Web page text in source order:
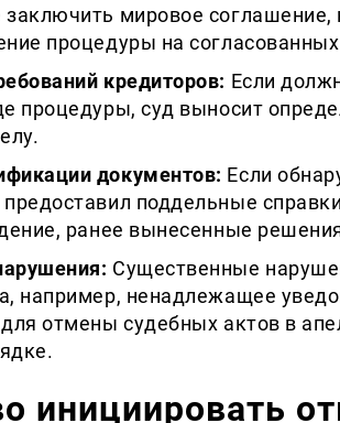
мировое соглашение,
процедуры на
кредиторов: Если
процедуры, суд выносит
документов: Если
поддельные
ранее вынесенные
Существенные
например, ненадлежащее
отмены судебных актов в
инициировать